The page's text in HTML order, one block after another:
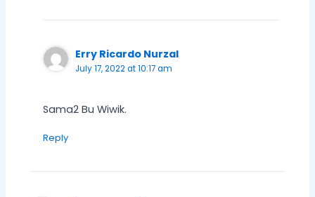
Erry Ricardo Nurzal
July 17, 2022 at 10:17 am
Sama2 Bu Wiwik.
Reply